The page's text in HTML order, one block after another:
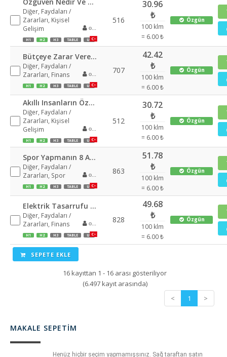
SEPETE EKLE
Diğer, Faydaları /
Zararları, Kişisel
Gelişim
H1 H2 H3 TABLE UL
516
30.96
₺
100 klm
= 6.00 ₺
Özgün
Bütçeye Zarar Veren Gereksiz Şeyler
Diğer, Faydaları /
Zararları, Finans
H1 H2 H3 TABLE UL
707
42.42
₺
100 klm
= 6.00 ₺
Özgün
Akıllı Insanların Özellikleri
Diğer, Faydaları /
Zararları, Kişisel
Gelişim
H1 H2 H3 TABLE UL
512
30.72
₺
100 klm
= 6.00 ₺
Özgün
Spor Yapmanın 8 Avantajı
Diğer, Faydaları /
Zararları, Spor
H1 H2 H3 TABLE UL
863
51.78
₺
100 klm
= 6.00 ₺
Özgün
Elektrik Tasarrufu Nasıl Yapılır
Diğer, Faydaları /
Zararları, Finans
H1 H2 H3 TABLE UL
828
49.68
₺
100 klm
= 6.00 ₺
Özgün
16 kayıttan 1 - 16 arası gösteriliyor
(6.497 kayıt arasında)
<
1 >
MAKALE SEPETIM
Henüz hiçbir seçim yapmamışsınız. Sağ taraftan satın